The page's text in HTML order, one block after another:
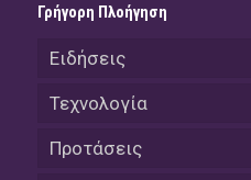
Γρήγορη Πλοήγηση
Ειδήσεις
Τεχνολογία
Προτάσεις